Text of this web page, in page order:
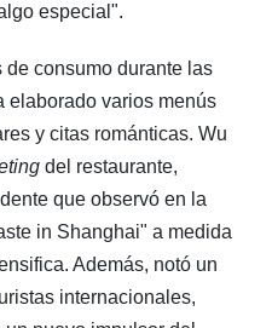
especial".
de consumo durante las
elaborado varios menús
y citas románticas. Wu
del restaurante,
que observó en la
in Shanghai" a medida
Además, notó un
internacionales,